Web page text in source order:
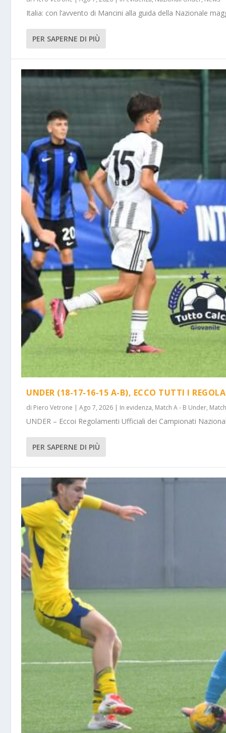
Italia: con l’avvento di Mancini alla guida della Nazionale
PER SAPERNE DI PIÙ
UNDER (18-17-16-15 A-B), ECCO TUTTI I
di Piero Vetrone |Ago 7, 2026 | In evidenza, Match A - B Under,
UNDER – Eccoi Regolamenti Ufficiali dei Campionati
PER SAPERNE DI PIÙ